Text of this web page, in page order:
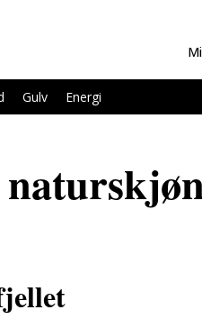
Gulv Energi